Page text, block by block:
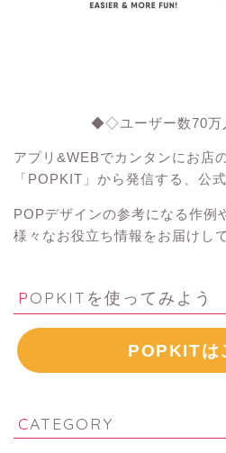
◆◇ユーザー数70
アプリ&WEBでカンタンにお店
「POPKIT」から発信する、公
POPデザインの参考になる作例
様々なお役立ち情報をお届けし
POPKITを使ってみよう
POPKITは
CATEGORY